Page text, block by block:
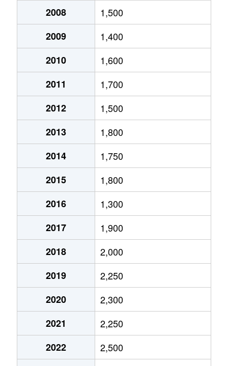
蔵前町
2,200万円
黒土町
2,000万円
新金岡町
4,800万円
新金岡町
1,200万円
新金岡町
1,200万円
新金岡町
1,200万円
新金岡町
800万円
新金岡町
1,200万円
新金岡町
4,400万円
新金岡町
2,700万円
新金岡町
630万円
新金岡町
720万円
新金岡町
2,000万円
新金岡町
930万円
新金岡町
1,600万円
2008
1,500
2009
1,400
2010
1,600
2011
1,700
2012
1,500
2013
1,800
2014
1,750
2015
1,800
2016
1,300
2017
1,900
2018
2,000
2019
2,250
2020
2,300
2021
2,250
2022
2,500